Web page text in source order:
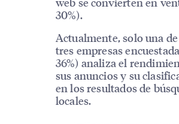
30%).
Actualmente, solo una de
tres empresas
36%) analiza el
sus anuncios y su
en los resultados de
locales.